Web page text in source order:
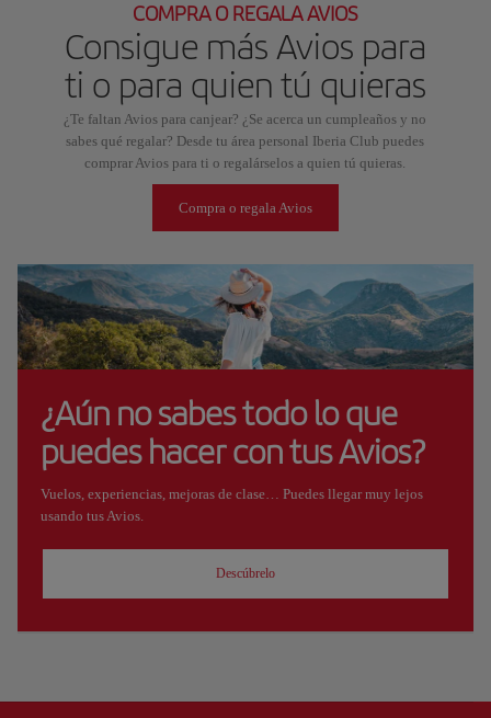
COMPRA O REGALA AVIOS
Consigue más Avios para
ti o para quien tú quieras
¿Te faltan Avios para canjear? ¿Se acerca un cumpleaños y no
sabes qué regalar? Desde tu área personal Iberia Club puedes
comprar Avios para ti o regalárselos a quien tú quieras.
Compra o regala Avios
¿Aún no sabes todo lo que
puedes hacer con tus Avios?
Vuelos, experiencias, mejoras de clase… Puedes llegar muy lejos
usando tus Avios.
Descúbrelo